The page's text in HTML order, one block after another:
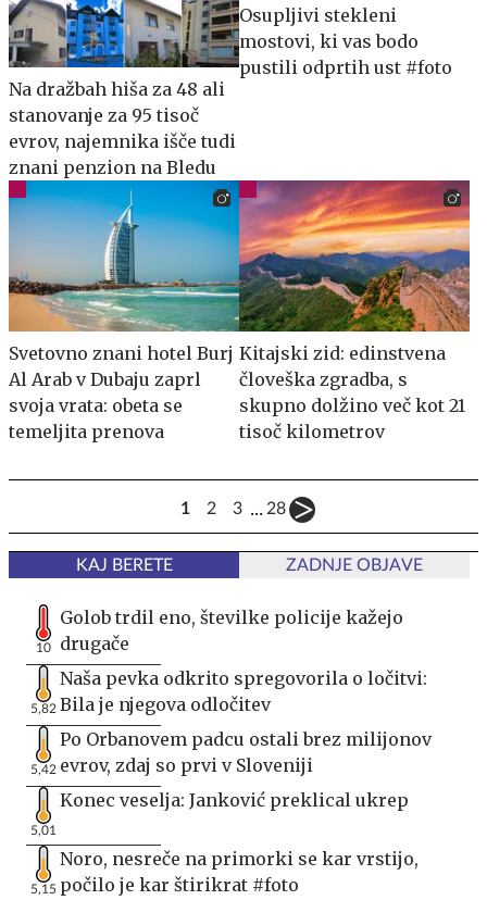
Na dražbah hiša za 48 ali
stanovanje za 95 tisoč
evrov, najemnika išče tudi
znani penzion na Bledu
Osupljivi stekleni
mostovi, ki vas bodo
pustili odprtih ust #foto
Svetovno znani hotel Burj
Al Arab v Dubaju zaprl
svoja vrata: obeta se
temeljita prenova
Kitajski zid: edinstvena
človeška zgradba, s
skupno dolžino več kot 21
tisoč kilometrov
1 2 3 ... 28
KAJ BERETE ZADNJE OBJAVE
10
Golob trdil eno, številke policije kažejo
drugače
5,82
Naša pevka odkrito spregovorila o ločitvi:
Bila je njegova odločitev
5,42
Po Orbanovem padcu ostali brez milijonov
evrov, zdaj so prvi v Sloveniji
5,01
Konec veselja: Janković preklical ukrep
5,15
Noro, nesreče na primorki se kar vrstijo,
počilo je kar štirikrat #foto